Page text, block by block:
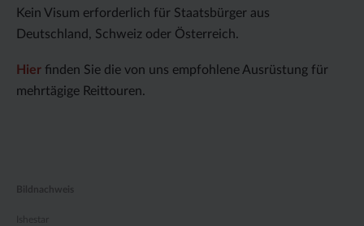
Kein Visum erforderlich für Staatsbürger aus
Deutschland, Schweiz oder Österreich.
Hier finden Sie die von uns empfohlene Ausrüstung für
mehrtägige Reittouren.
Bildnachweis
Ishestar